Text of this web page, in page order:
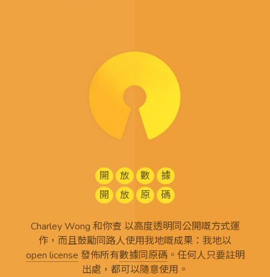
開 放 數
據
開
放 原 碼
Charley Wong 和你查 以高度透明同公開嘅方式運
作，而且鼓勵同路人使用我地嘅成果：我地以
open license 發佈所有數據同原碼。任何人只要註明
出處，都可以隨意使用。